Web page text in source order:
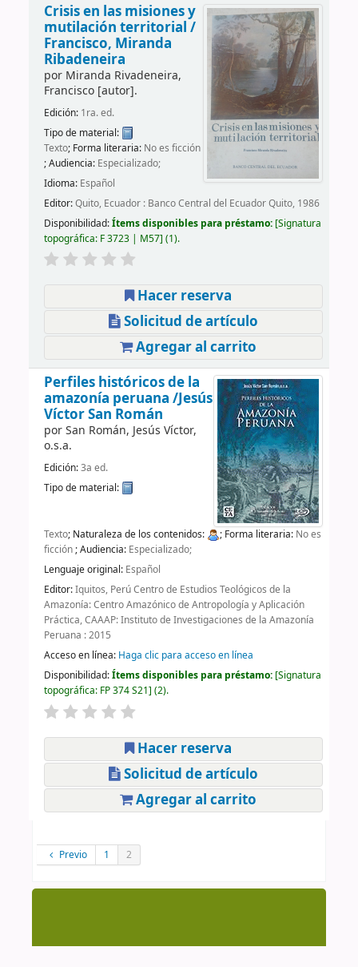
Crisis en las misiones y
mutilación territorial /
Francisco, Miranda
Ribadeneira
por Miranda Rivadeneira,
Francisco[autor].
Edición: 1ra. ed.
Tipo de material:
Texto; Forma literaria: No es ficción
; Audiencia: Especializado;
Idioma: Español
Editor:Quito, Ecuador : Banco Central del Ecuador Quito, 1986
Disponibilidad:Ítems disponibles para préstamo: Signatura
topográfica: F 3723 | M57 (1).
Hacer reserva
Solicitud de artículo
Agregar al carrito
Perfiles históricos de la
amazonía peruana /Jesús
Víctor San Román
porSan Román, Jesús Víctor,
o.s.a.
Edición:3a ed.
Tipo de material:
Texto; Naturaleza de los contenidos: ; Forma literaria: No es
ficción; Audiencia: Especializado;
Lenguaje original: Español
Editor:Iquitos, Perú Centro de Estudios Teológicos de la
Amazonía: Centro Amazónico de Antropología y Aplicación
Práctica, CAAAP: Instituto de Investigaciones de la Amazonía
Peruana : 2015
Acceso en línea: Haga clic para acceso en línea
Disponibilidad:Ítems disponibles para préstamo: Signatura
topográfica: FP 374 S21 (2).
Hacer reserva
Solicitud de artículo
Agregar al carrito
Previo 1 2